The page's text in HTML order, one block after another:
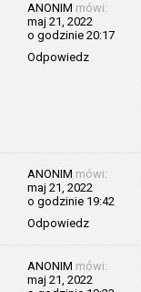
ANONIM mówi:
maj 21, 2022
o godzinie 20:17
Odpowiedz
ANONIM mówi:
maj 21, 2022
o godzinie 19:42
Odpowiedz
ANONIM mówi:
maj 21, 2022